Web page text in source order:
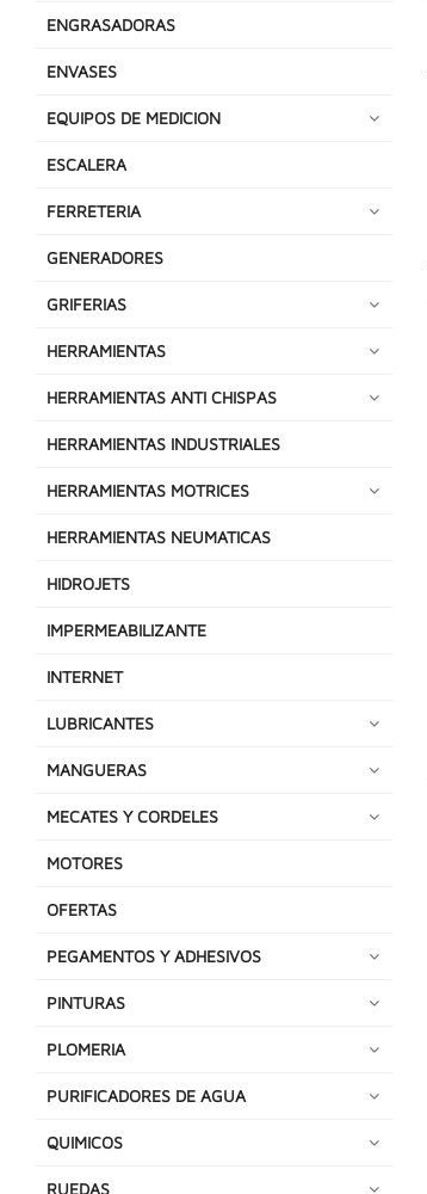
ENGRASADORAS
ENVASES
EQUIPOS DE MEDICION
ESCALERA
FERRETERIA
GENERADORES
GRIFERIAS
HERRAMIENTAS
HERRAMIENTAS ANTI CHISPAS
HERRAMIENTAS INDUSTRIALES
HERRAMIENTAS MOTRICES
HERRAMIENTAS NEUMATICAS
HIDROJETS
IMPERMEABILIZANTE
INTERNET
LUBRICANTES
MANGUERAS
MECATES Y CORDELES
MOTORES
OFERTAS
PEGAMENTOS Y ADHESIVOS
PINTURAS
PLOMERIA
PURIFICADORES DE AGUA
QUIMICOS
RUEDAS